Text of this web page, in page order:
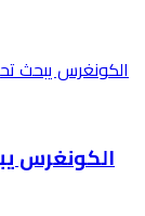
الكونغرس